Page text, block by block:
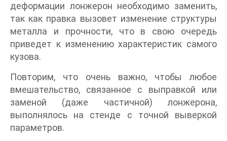
деформации лонжерон необходимо заменить,
так как правка вызовет изменение структуры
металла и прочности, что в свою очередь
приведет к изменению характеристик самого
кузова.
Повторим, что очень важно, чтобы любое
вмешательство, связанное с выправкой или
заменой (даже частичной) лонжерона,
выполнялось на стенде с точной выверкой
параметров.